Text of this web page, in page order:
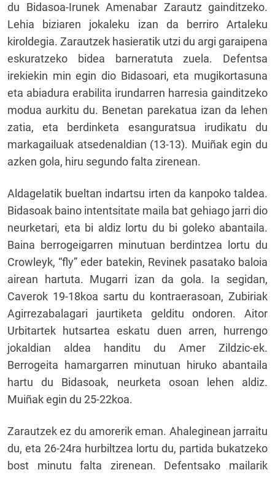
du Bidasoa-Irunek Amenabar Zarautz gainditzeko.
Lehia biziaren jokaleku izan da berriro Artaleku
kiroldegia. Zarautzek hasieratik utzi du argi garaipena
eskuratzeko bidea barneratuta zuela. Defentsa
irekiekin min egin dio Bidasoari, eta mugikortasuna
eta abiadura erabilita irundarren harresia gainditzeko
modua aurkitu du. Benetan parekatua izan da lehen
zatia, eta berdinketa esanguratsua irudikatu du
markagailuak atsedenaldian (13-13). Muiñak egin du
azken gola, hiru segundo falta zirenean.
Aldagelatik bueltan indartsu irten da kanpoko taldea.
Bidasoak baino intentsitate maila bat gehiago jarri dio
neurketari, eta bi aldiz lortu du bi goleko abantaila.
Baina berrogeigarren minutuan berdintzea lortu du
Crowleyk, “fly” eder batekin, Revinek pasatako baloia
airean hartuta. Mugarri izan da gola. Ia segidan,
Caverok 19-18koa sartu du kontraerasoan, Zubiriak
Agirrezabalagari jaurtiketa gelditu ondoren. Aitor
Urbitartek hutsartea eskatu duen arren, hurrengo
jokaldian aldea handitu du Amer Zildzic-ek.
Berrogeita hamargarren minutuan hiruko abantaila
hartu du Bidasoak, neurketa osoan lehen aldiz.
Muiñak egin du 25-22koa.
Zarautzek ez du amorerik eman. Ahaleginean jarraitu
du, eta 26-24ra hurbiltzea lortu du, partida bukatzeko
bost minutu falta zirenean. Defentsako mailarik